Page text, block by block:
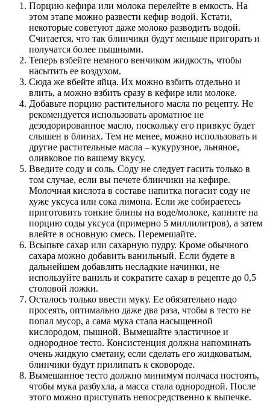
Порцию кефира или молока перелейте в емкость. На
этом этапе можно развести кефир водой. Кстати,
некоторые советуют даже молоко разводить водой.
Считается, что так блинчики будут меньше пригорать и
получатся более пышными.
Теперь взбейте немного венчиком жидкость, чтобы
насытить ее воздухом.
Сюда же вбейте яйца. Их можно взбить отдельно и
влить, а можно взбить сразу в кефире или молоке.
Добавьте порцию растительного масла по рецепту. Не
рекомендуется использовать ароматное не
дезодорированное масло, поскольку его привкус будет
слышен в блинах. Тем не менее, можно использовать и
другие растительные масла – кукурузное, льняное,
оливковое по вашему вкусу.
Введите соду и соль. Соду не следует гасить только в
том случае, если вы печете блинчики на кефире.
Молочная кислота в составе напитка погасит соду не
хуже уксуса или сока лимона. Если же собираетесь
приготовить тонкие блины на воде/молоке, капните на
порцию соды уксуса (примерно 5 миллилитров), а затем
влейте в основную смесь. Перемешайте.
Всыпьте сахар или сахарную пудру. Кроме обычного
сахара можно добавить ванильный. Если будете в
дальнейшем добавлять несладкие начинки, не
используйте ваниль и сократите сахар в рецепте до 0,5
столовой ложки.
Осталось только ввести муку. Ее обязательно надо
просеять, оптимально даже два раза, чтобы в тесто не
попал мусор, а сама мука стала насыщенной
кислородом, пышной. Вымешайте эластичное и
однородное тесто. Консистенция должна напоминать
очень жидкую сметану, если сделать его жидковатым,
блинчики будут прилипать к сковороде.
Вымешанное тесто должно минимум полчаса постоять,
чтобы мука разбухла, а масса стала однородной. После
этого можно приступать непосредственно к выпечке.